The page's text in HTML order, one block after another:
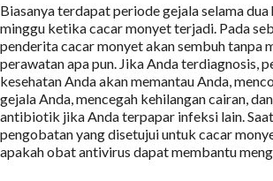
Biasanya terdapat periode gejala selama
minggu ketika cacar monyet terjadi. Pada
penderita cacar monyet akan sembuh tanpa
perawatan apa pun. Jika Anda terdiagnosis,
kesehatan Anda akan memantau Anda,
gejala Anda, mencegah kehilangan cairan,
antibiotik jika Anda terpapar infeksi lain.
pengobatan yang disetujui untuk cacar
apakah obat antivirus dapat membantu